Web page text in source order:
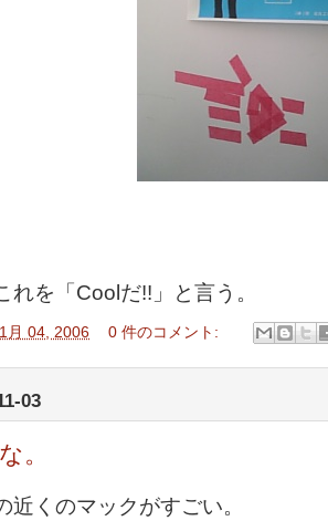
れを「Coolだ!!」と言う。
月 04, 2006 0 件のコメント:
03
。
近くのマックがすごい。